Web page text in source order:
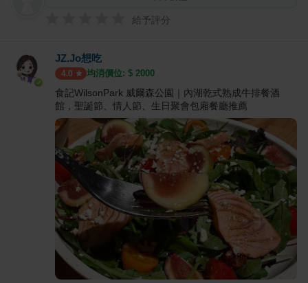
給予評分
JZ.Jo想吃
4.0 均消價位: $ 2000
食記WilsonPark 威爾森公園｜內湖乾式熟成牛排餐酒
館，聖誕節、情人節、生日聚會包廂餐廳推薦